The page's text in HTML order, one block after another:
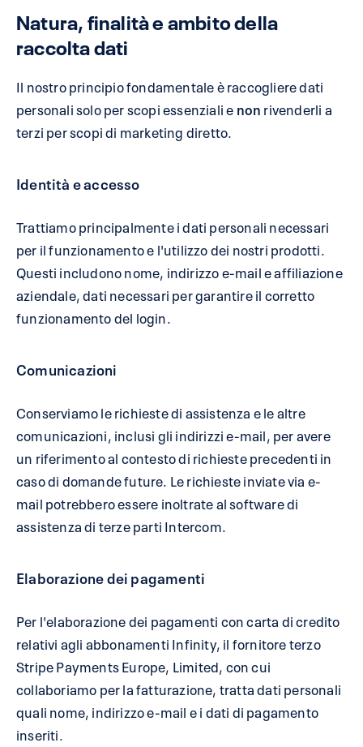
Natura, finalità e ambito della
raccolta dati
Il nostro principio fondamentale è raccogliere dati
personali solo per scopi essenziali e non rivenderli a
terzi per scopi di marketing diretto.
Identità e accesso
Trattiamo principalmente i dati personali necessari
per il funzionamento e l'utilizzo dei nostri prodotti.
Questi includono nome, indirizzo e-mail e affiliazione
aziendale, dati necessari per garantire il corretto
funzionamento del login.
Comunicazioni
Conserviamo le richieste di assistenza e le altre
comunicazioni, inclusi gli indirizzi e-mail, per avere
un riferimento al contesto di richieste precedenti in
caso di domande future. Le richieste inviate via e-
mail potrebbero essere inoltrate al software di
assistenza di terze parti Intercom.
Elaborazione dei pagamenti
Per l'elaborazione dei pagamenti con carta di credito
relativi agli abbonamenti Infinity, il fornitore terzo
Stripe Payments Europe, Limited, con cui
collaboriamo per la fatturazione, tratta dati personali
quali nome, indirizzo e-mail e i dati di pagamento
inseriti.